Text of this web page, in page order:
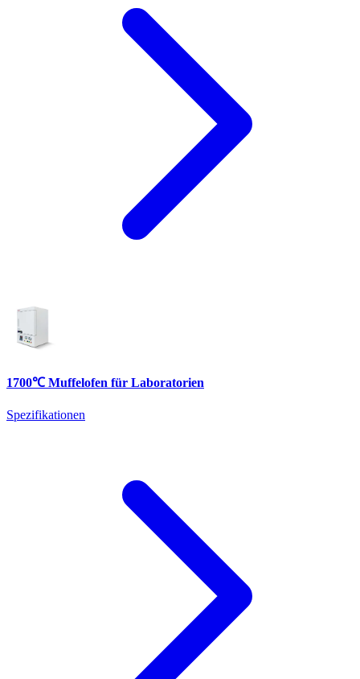
1700℃ Muffelofen für Laboratorien
Spezifikationen